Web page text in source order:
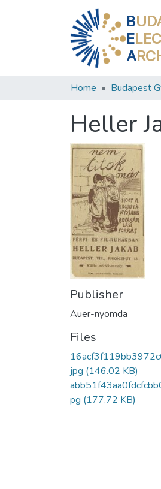
B
E
A
Home Budapest
Heller
Publisher
Auer-nyomda
Files
jpg (146.02 KB)
pg (177.72 KB)